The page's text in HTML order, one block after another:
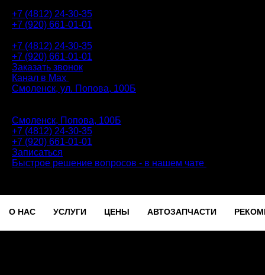
+7 (4812) 24-30-35
+7 (920) 661-01-01
+7 (4812) 24-30-35
+7 (920) 661-01-01
Заказать звонок
Канал в Max
Смоленск, ул. Попова, 100Б
Смоленск, Попова, 100Б
+7 (4812) 24-30-35
+7 (920) 661-01-01
Записаться
Быстрое решение вопросов - в нашем чате
О НАС УСЛУГИ ЦЕНЫ АВТОЗАПЧАСТИ